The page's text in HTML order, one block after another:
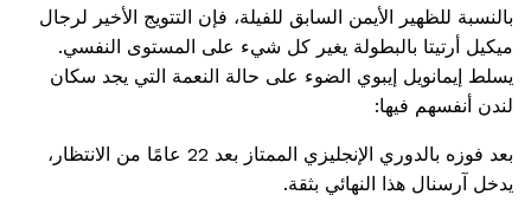
بالنسبة للظهير الأيمن السابق للفيلة، فإن التتويج الأخير لرجال
ميكيل أرتيتا بالبطولة يغير كل شيء على المستوى النفسي.
يسلط إيمانويل إيبوي الضوء على حالة النعمة التي يجد سكان
لندن أنفسهم فيها:
بعد فوزه بالدوري الإنجليزي الممتاز بعد 22 عامًا من الانتظار،
يدخل آرسنال هذا النهائي بثقة.